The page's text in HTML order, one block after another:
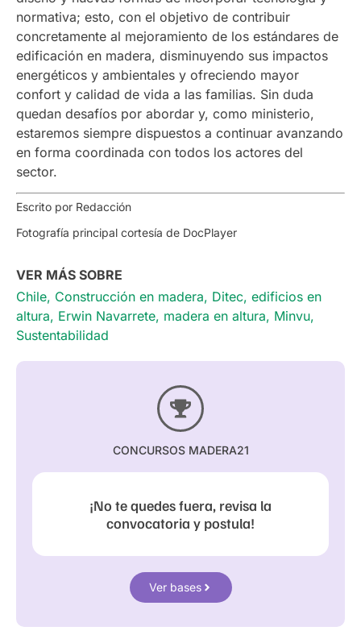
normativa; esto, con el objetivo de contribuir
concretamente al mejoramiento de los estándares de
edificación en madera, disminuyendo sus impactos
energéticos y ambientales y ofreciendo mayor
confort y calidad de vida a las familias. Sin duda
quedan desafíos por abordar y, como ministerio,
estaremos siempre dispuestos a continuar avanzando
en forma coordinada con todos los actores del
sector.
Escrito por Redacción
Fotografía principal cortesía de DocPlayer
VER MÁS SOBRE
Chile, Construcción en madera, Ditec, edificios en
altura, Erwin Navarrete, madera en altura, Minvu,
Sustentabilidad
CONCURSOS MADERA21
¡No te quedes fuera, revisa la
convocatoria y postula!
Ver bases